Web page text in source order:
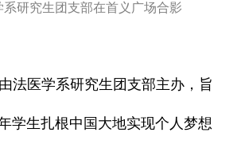
系研究生团支部在首义广场合影
法医学系研究生团支部主办，旨
学生扎根中国大地实现个人梦想